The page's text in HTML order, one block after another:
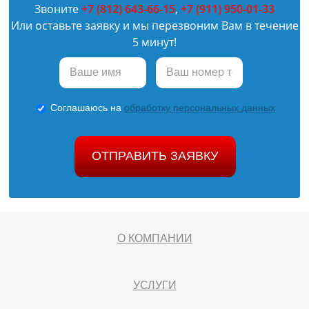
Звоните+7 (812) 643-66-15, +7 (911) 950-01-33
Или оставьте заявку и мы перезвоним Вам в течение
5 минут!
Соглашаюсь на обработку персональных данных
ОТПРАВИТЬ ЗАЯВКУ
О КОМПАНИИ
УСЛУГИ